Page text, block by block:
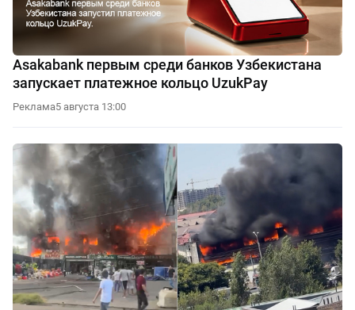
Asakabank первым среди банков Узбекистана
запускает платежное кольцо UzukPay
Реклама5 августа 13:00